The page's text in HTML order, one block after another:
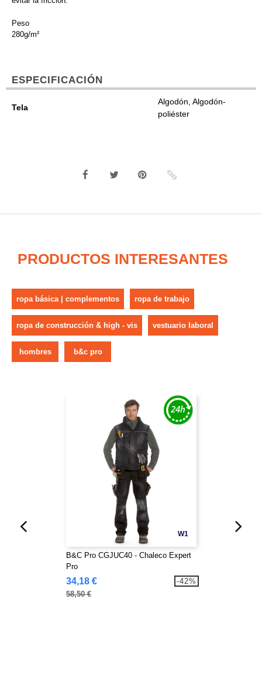
Peso
280g/m²
ESPECIFICACIÓN
Tela
Algodón, Algodón-
poliéster
PRODUCTOS INTERESANTES
ropa básica | complementos ropa de trabajo
ropa de construcción & high - vis vestuario laboral
hombres b&c pro
W1
B&C Pro CGJUC40 - Chaleco Expert
Pro
34,18 €
58,50 €
-42%